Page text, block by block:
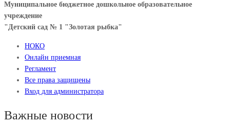
Муниципальное бюджетное дошкольное образовательное
учреждение
"Детский сад № 1 "Золотая рыбка"
НОКО
Онлайн приемная
Регламент
Все права защищены
Вход для администратора
Важные новости